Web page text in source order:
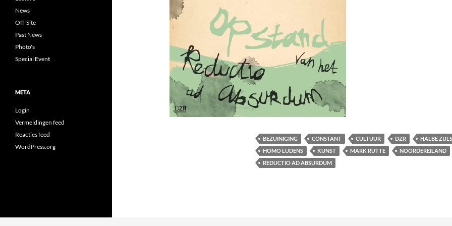
BEZUINIGING CONSTANT CULTUUR DZR
HALBE
HOMO LUDENS
KUNST MARK RUTTE NOORDEREILAND
REDUCTIO AD ABSURDUM
News
Off-Site
Past News
Photo's
Special Event
META
Login
Vermeldingen feed
Reacties feed
WordPress.org